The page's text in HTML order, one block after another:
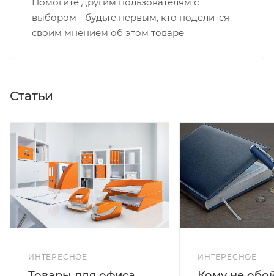
выбором - будьте первым, кто поделится
своим мнением об этом товаре
Статьи
ИНТЕРЕСНОЕ ИНТЕРЕСНОЕ